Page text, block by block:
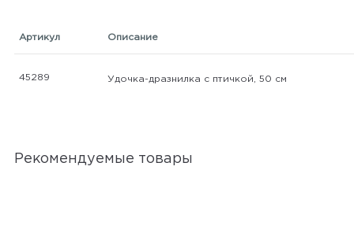
Артикул Описание
45289 Удочка-дразнилка с птичкой, 50 см
Рекомендуемые товары